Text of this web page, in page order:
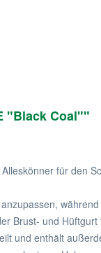
"Black Coal""
für den
Brust- und
und enthält